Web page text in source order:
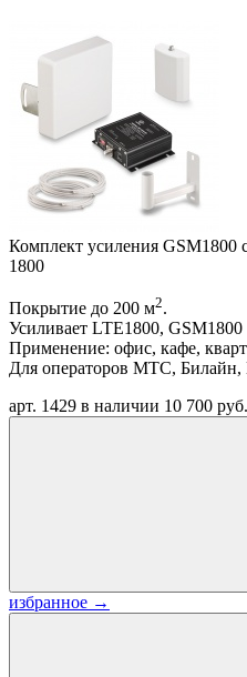
Комплект усиления GSM1800
1800
Покрытие до 200 м2.
Усиливает LTE1800, GSM1800
Применение: офис, кафе,
Для операторов МТС, Билайн,
арт. 1429 в наличии 10 700 руб.
избранное →